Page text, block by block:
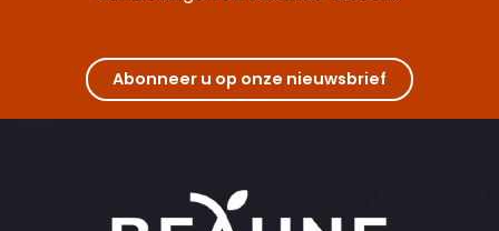
Abonneer u op onze nieuwsbrief